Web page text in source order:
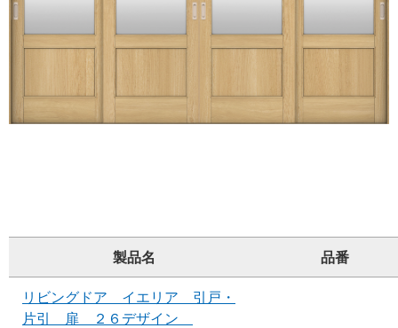
製品名 品番
リビングドア イエリア 引戸・
片引 扉 ２６デザイン